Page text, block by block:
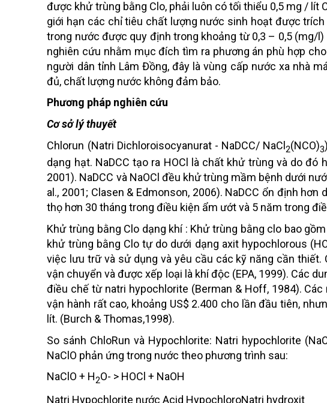
được khử trùng bằng Clo, phải luôn có tối thiểu 0,5 mg / lít
giới hạn các chỉ tiêu chất lượng nước sinh hoạt được
trong nước được quy định trong khoảng từ 0,3 – 0,5 (mg/
nghiên cứu nhằm mục đích tìm ra phương án phù hợp
người dân tỉnh Lâm Đồng, đây là vùng cấp nước xa nhà
đủ, chất lượng nước không đảm bảo.
Phương pháp nghiên cứu
Cơ sở lý thuyết
Chlorun (Natri Dichloroisocyanurat - NaDCC/ NaCl2(NCO)3
dạng hạt. NaDCC tạo ra HOCl là chất khử trùng và do
2001). NaDCC và NaOCl đều khử trùng mầm bệnh dưới
al., 2001; Clasen & Edmonson, 2006). NaDCC ổn định
thọ hơn 30 tháng trong điều kiện ẩm ướt và 5 năm trong
Khử trùng bằng Clo dạng khí : Khử trùng bằng clo bao
khử trùng bằng Clo tự do dưới dạng axit hypochlorous
việc lưu trữ và sử dụng và yêu cầu các kỹ năng cần
vận chuyển và được xếp loại là khí độc (EPA, 1999). Các
điều chế từ natri hypochlorite (Berman & Hoff, 1984).
vận hành rất cao, khoảng US$ 2.400 cho lần đầu tiên,
lít. (Burch & Thomas,1998).
So sánh ChloRun và Hypochlorite: Natri hypochlorite
NaClO phản ứng trong nước theo phương trình sau:
NaClO + H2O- > HOCl + NaOH
Natri Hypochlorite nước Acid HypochloroNatri hydroxit